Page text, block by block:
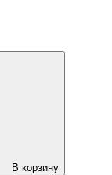
В корзину